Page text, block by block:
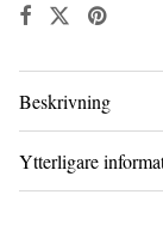
Beskrivning
Ytterligare